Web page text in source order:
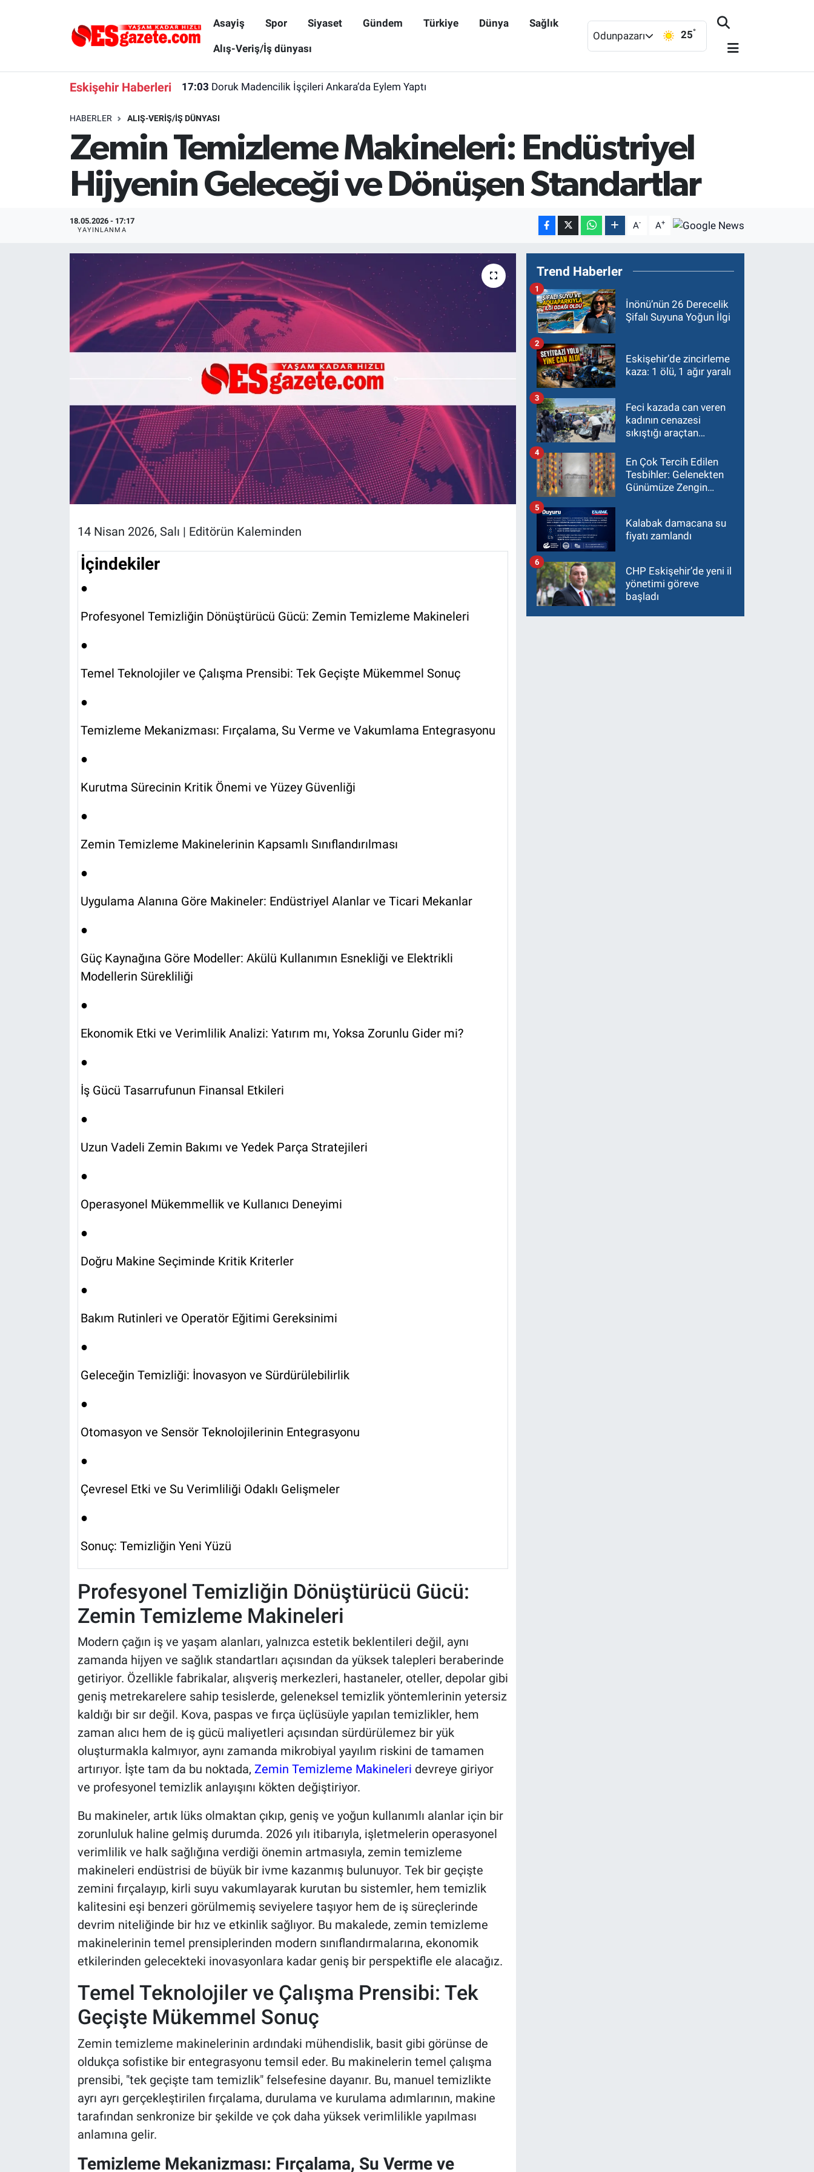
Asayiş Spor Siyaset Gündem Türkiye Dünya Sağlık
Alış-Veriş/İş dünyası
Odunpazarı 25°
Eskişehir Haberleri 17:03 Doruk Madencilik İşçileri Ankara’da Eylem Yaptı
HABERLER ALIŞ-VERIŞ/İŞ DÜNYASI
Zemin Temizleme Makineleri: Endüstriyel
Hijyenin Geleceği ve Dönüşen Standartlar
18.05.2026 - 17:17
YAYINLANMA A- A+
14 Nisan 2026, Salı | Editörün Kaleminden
İçindekiler
●
Profesyonel Temizliğin Dönüştürücü Gücü: Zemin Temizleme Makineleri
●
Temel Teknolojiler ve Çalışma Prensibi: Tek Geçişte Mükemmel Sonuç
●
Temizleme Mekanizması: Fırçalama, Su Verme ve Vakumlama Entegrasyonu
●
Kurutma Sürecinin Kritik Önemi ve Yüzey Güvenliği
●
Zemin Temizleme Makinelerinin Kapsamlı Sınıflandırılması
●
Uygulama Alanına Göre Makineler: Endüstriyel Alanlar ve Ticari Mekanlar
●
Güç Kaynağına Göre Modeller: Akülü Kullanımın Esnekliği ve Elektrikli
Modellerin Sürekliliği
●
Ekonomik Etki ve Verimlilik Analizi: Yatırım mı, Yoksa Zorunlu Gider mi?
●
İş Gücü Tasarrufunun Finansal Etkileri
●
Uzun Vadeli Zemin Bakımı ve Yedek Parça Stratejileri
●
Operasyonel Mükemmellik ve Kullanıcı Deneyimi
●
Doğru Makine Seçiminde Kritik Kriterler
●
Bakım Rutinleri ve Operatör Eğitimi Gereksinimi
●
Geleceğin Temizliği: İnovasyon ve Sürdürülebilirlik
●
Otomasyon ve Sensör Teknolojilerinin Entegrasyonu
●
Çevresel Etki ve Su Verimliliği Odaklı Gelişmeler
●
Sonuç: Temizliğin Yeni Yüzü
Profesyonel Temizliğin Dönüştürücü Gücü:
Zemin Temizleme Makineleri
Modern çağın iş ve yaşam alanları, yalnızca estetik beklentileri değil, aynı
zamanda hijyen ve sağlık standartları açısından da yüksek talepleri beraberinde
getiriyor. Özellikle fabrikalar, alışveriş merkezleri, hastaneler, oteller, depolar gibi
geniş metrekarelere sahip tesislerde, geleneksel temizlik yöntemlerinin yetersiz
kaldığı bir sır değil. Kova, paspas ve fırça üçlüsüyle yapılan temizlikler, hem
zaman alıcı hem de iş gücü maliyetleri açısından sürdürülemez bir yük
oluşturmakla kalmıyor, aynı zamanda mikrobiyal yayılım riskini de tamamen
artırıyor. İşte tam da bu noktada, Zemin Temizleme Makineleri devreye giriyor
ve profesyonel temizlik anlayışını kökten değiştiriyor.
Bu makineler, artık lüks olmaktan çıkıp, geniş ve yoğun kullanımlı alanlar için bir
zorunluluk haline gelmiş durumda. 2026 yılı itibarıyla, işletmelerin operasyonel
verimlilik ve halk sağlığına verdiği önemin artmasıyla, zemin temizleme
makineleri endüstrisi de büyük bir ivme kazanmış bulunuyor. Tek bir geçişte
zemini fırçalayıp, kirli suyu vakumlayarak kurutan bu sistemler, hem temizlik
kalitesini eşi benzeri görülmemiş seviyelere taşıyor hem de iş süreçlerinde
devrim niteliğinde bir hız ve etkinlik sağlıyor. Bu makalede, zemin temizleme
makinelerinin temel prensiplerinden modern sınıflandırmalarına, ekonomik
etkilerinden gelecekteki inovasyonlara kadar geniş bir perspektifle ele alacağız.
Temel Teknolojiler ve Çalışma Prensibi: Tek
Geçişte Mükemmel Sonuç
Zemin temizleme makinelerinin ardındaki mühendislik, basit gibi görünse de
oldukça sofistike bir entegrasyonu temsil eder. Bu makinelerin temel çalışma
prensibi, "tek geçişte tam temizlik" felsefesine dayanır. Bu, manuel temizlikte
ayrı ayrı gerçekleştirilen fırçalama, durulama ve kurulama adımlarının, makine
tarafından senkronize bir şekilde ve çok daha yüksek verimlilikle yapılması
anlamına gelir.
Temizleme Mekanizması: Fırçalama, Su Verme ve
Trend Haberler
İnönü’nün 26 Derecelik
Şifalı Suyuna Yoğun İlgi
1
Eskişehir’de zincirleme
kaza: 1 ölü, 1 ağır yaralı
2
Feci kazada can veren
kadının cenazesi
sıkıştığı araçtan
3
En Çok Tercih Edilen
Tesbihler: Gelenekten
Günümüze Zengin
4
Kalabak damacana su
fiyatı zamlandı
5
CHP Eskişehir’de yeni il
yönetimi göreve
başladı
6
Gündem
Alış-Veriş/İş dünyası
Eskişehirspor Arşivi
Eskişehir Arşivi
Kültür Sanat
Kütahya
Eskişehir Nöbetçi Eczaneler
Süper Lig Puan Durumu ve Fikstür
Tüm Manşetler
Son Dakika Haberleri
Haber Arşivi